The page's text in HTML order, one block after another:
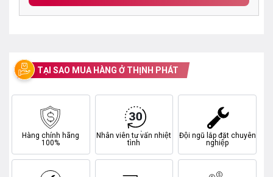
TẠI SAO MUA HÀNG Ở THỊNH PHÁT
Hàng chính hãng
100%
Nhân viên tư vấn nhiệt
tình
Đội ngũ lắp đặt chuyên
nghiệp